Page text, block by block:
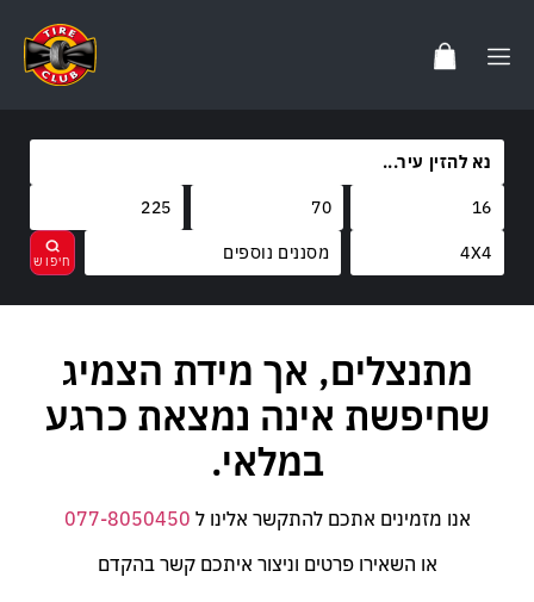
מסננים נוספים
FARROAD
קוד משקל
103
קוד מהירות
נקה בחר
מתנצלים, אך מידת הצמיג
שחיפשת אינה נמצאת כרגע
במלאי.
אנו מזמינים אתכם להתקשר אלינו ל 077-8050450
או השאירו פרטים וניצור איתכם קשר בהקדם